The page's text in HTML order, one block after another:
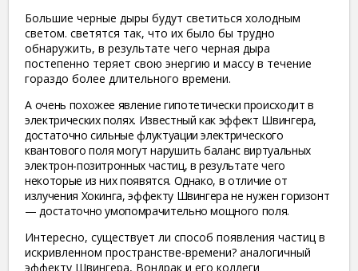
Большие черные дыры будут светиться холодным
светом. светятся так, что их было бы трудно
обнаружить, в результате чего черная дыра
постепенно теряет свою энергию и массу в течение
гораздо более длительного времени.
A очень похожее явление гипотетически происходит в
электрических полях. Известный как эффект Швингера,
достаточно сильные флуктуации электрического
квантового поля могут нарушить баланс виртуальных
электрон-позитронных частиц, в результате чего
некоторые из них появятся. Однако, в отличие от
излучения Хокинга, эффекту Швингера не нужен горизонт
— достаточно умопомрачительно мощного поля.
Интересно, существует ли способ появления частиц в
искривленном пространстве-времени? аналогичный
эффекту Швингера, Вондрак и его коллеги